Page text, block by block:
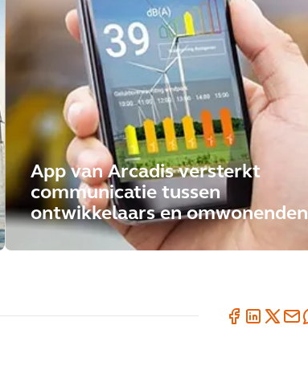
App van Arcadis versterkt
communicatie tussen
ontwikkelaars en omwonenden